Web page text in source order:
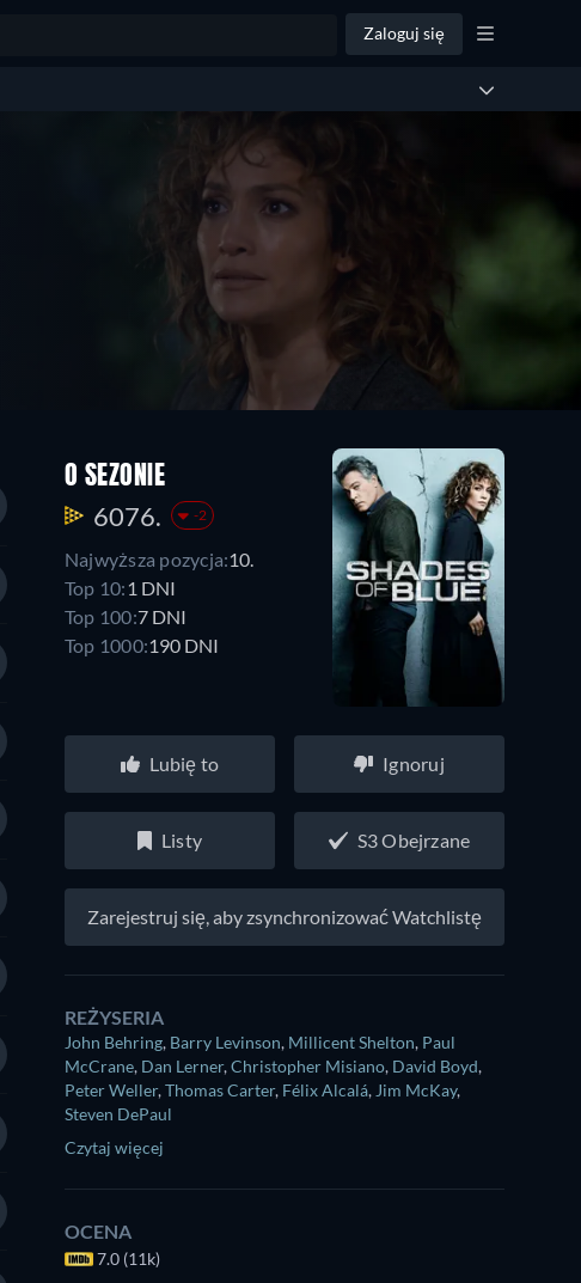
Zaloguj się
O SEZONIE
6076. -2
Najwyższa pozycja:10.
Top 10: 1 DNI
Top 100:7 DNI
Top 1000:190 DNI
Lubię to Ignoruj
Listy S3 Obejrzane
Zarejestruj się, aby zsynchronizować Watchlistę
REŻYSERIA
John Behring, Barry Levinson, Millicent Shelton, Paul
McCrane, Dan Lerner,Christopher Misiano, David Boyd,
Peter Weller,Thomas Carter, Félix Alcalá, Jim McKay,
Steven DePaul
Czytaj więcej
OCENA
7.0 (11k)